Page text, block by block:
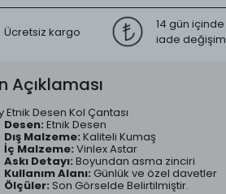
Ücretsiz kargo
14 gün içinde
iade değişim
Açıklaması
Etnik Desen Kol Çantası
Desen: Etnik Desen
Dış Malzeme: Kaliteli Kumaş
İç Malzeme: Vinlex Astar
Askı Detayı: Boyundan asma zinciri
Kullanım Alanı: Günlük ve özel davetler
Ölçüler: Son Görselde Belirtilmiştir.